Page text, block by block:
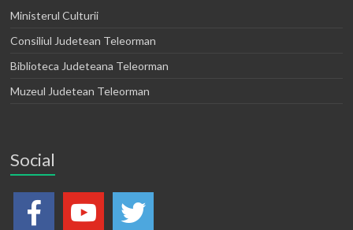
Ministerul Culturii
Consiliul Judetean Teleorman
Biblioteca Judeteana Teleorman
Muzeul Judetean Teleorman
Social